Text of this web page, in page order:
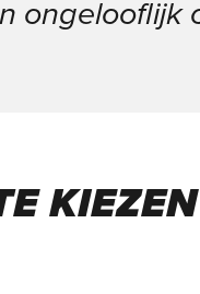
ongelooflijk